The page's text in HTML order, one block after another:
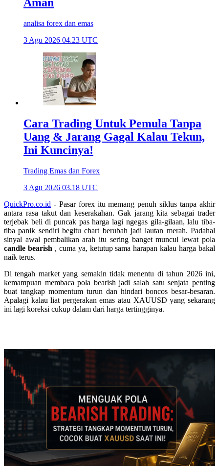
analisa forex dan emas
3 Agu 2026 04.23 UTC
Cara Trading Untuk Pemula Tanpa
Uang & Jarang Gagal Kalau Tekun,
Ini Kuncinya!
Trading Emas dan Forex
3 Agu 2026 03.18 UTC
QuickPro.co.id - Pasar forex itu memang penuh siklus tanpa akhir
antara rasa takut dan keserakahan. Gak jarang kita sebagai trader
terjebak beli di puncak pas harga lagi ngegas gila-gilaan, lalu tiba-
tiba panik sendiri begitu chart berubah jadi lautan merah. Padahal
sinyal awal pembalikan arah itu sering banget muncul lewat pola
candle bearish , cuma ya, ketutup sama harapan kalau harga bakal
naik terus.
Di tengah market yang semakin tidak menentu di tahun 2026 ini,
kemampuan membaca pola bearish jadi salah satu senjata penting
buat tangkap momentum turun dan hindari boncos besar-besaran.
Apalagi kalau liat pergerakan emas atau XAUUSD yang sekarang
ini lagi koreksi cukup dalam dari harga tertingginya.